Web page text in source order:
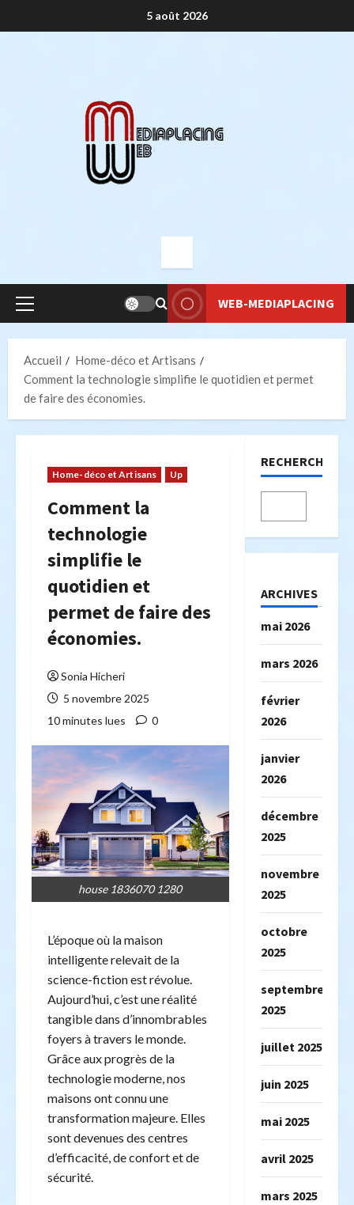
au
5 août 2026
Menu
WEB-MEDIAPLACING
Accueil
Home-déco et Artisans
Comment la technologie simplifie le quotidien et permet
de faire des économies.
Home-déco et Artisans Up
Comment la
technologie
simplifie le
quotidien et
permet de faire des
économies.
Sonia Hicheri
5 novembre 2025
10 minutes lues
0
house 1836070 1280
L’époque où la maison
intelligente relevait de la
science-fiction est révolue.
Aujourd’hui, c’est une réalité
tangible dans d’innombrables
foyers à travers le monde.
Grâce aux progrès de la
technologie moderne, nos
maisons ont connu une
transformation majeure. Elles
sont devenues des centres
d’efficacité, de confort et de
sécurité.
RECHERCHER
ARCHIVES
mai 2026
mars 2026
février
2026
janvier
2026
décembre
2025
novembre
2025
octobre
2025
septembre
2025
juillet 2025
juin 2025
mai 2025
avril 2025
mars 2025